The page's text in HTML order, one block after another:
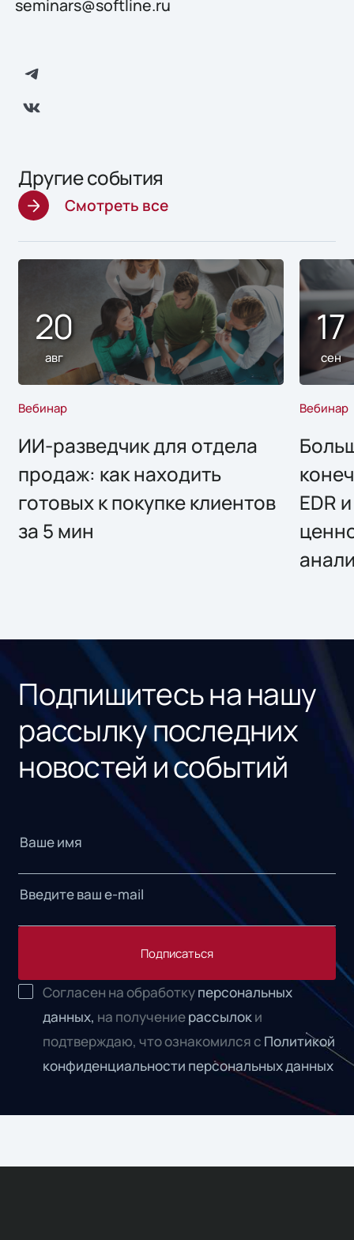
seminars@softline.ru
Другие события
Смотреть все
20
авг
Вебинар
ИИ-разведчик для отдела
продаж: как находить
готовых к покупке клиентов
за 5 мин
17
сен
Вебинар
EDR
Подпишитесь на нашу
рассылку последних
новостей и событий
Подписаться
Согласен на обработкуперсональных
данных, на получениерассылоки
подтверждаю, что ознакомился с Политикой
конфиденциальности персональных данных